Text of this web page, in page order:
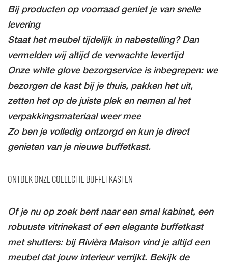
Bij producten op voorraad geniet je van snelle
levering
Staat het meubel tijdelijk in nabestelling? Dan
vermelden wij altijd de verwachte levertijd
Onze white glove bezorgservice is inbegrepen: we
bezorgen de kast bij je thuis, pakken het uit,
zetten het op de juiste plek en nemen al het
verpakkingsmateriaal weer mee
Zo ben je volledig ontzorgd en kun je direct
genieten van je nieuwe buffetkast.
Ontdek onze collectie buffetkasten
Of je nu op zoek bent naar een smal kabinet, een
robuuste vitrinekast of een elegante buffetkast
met shutters: bij Rivièra Maison vind je altijd een
meubel dat jouw interieur verrijkt. Bekijk de